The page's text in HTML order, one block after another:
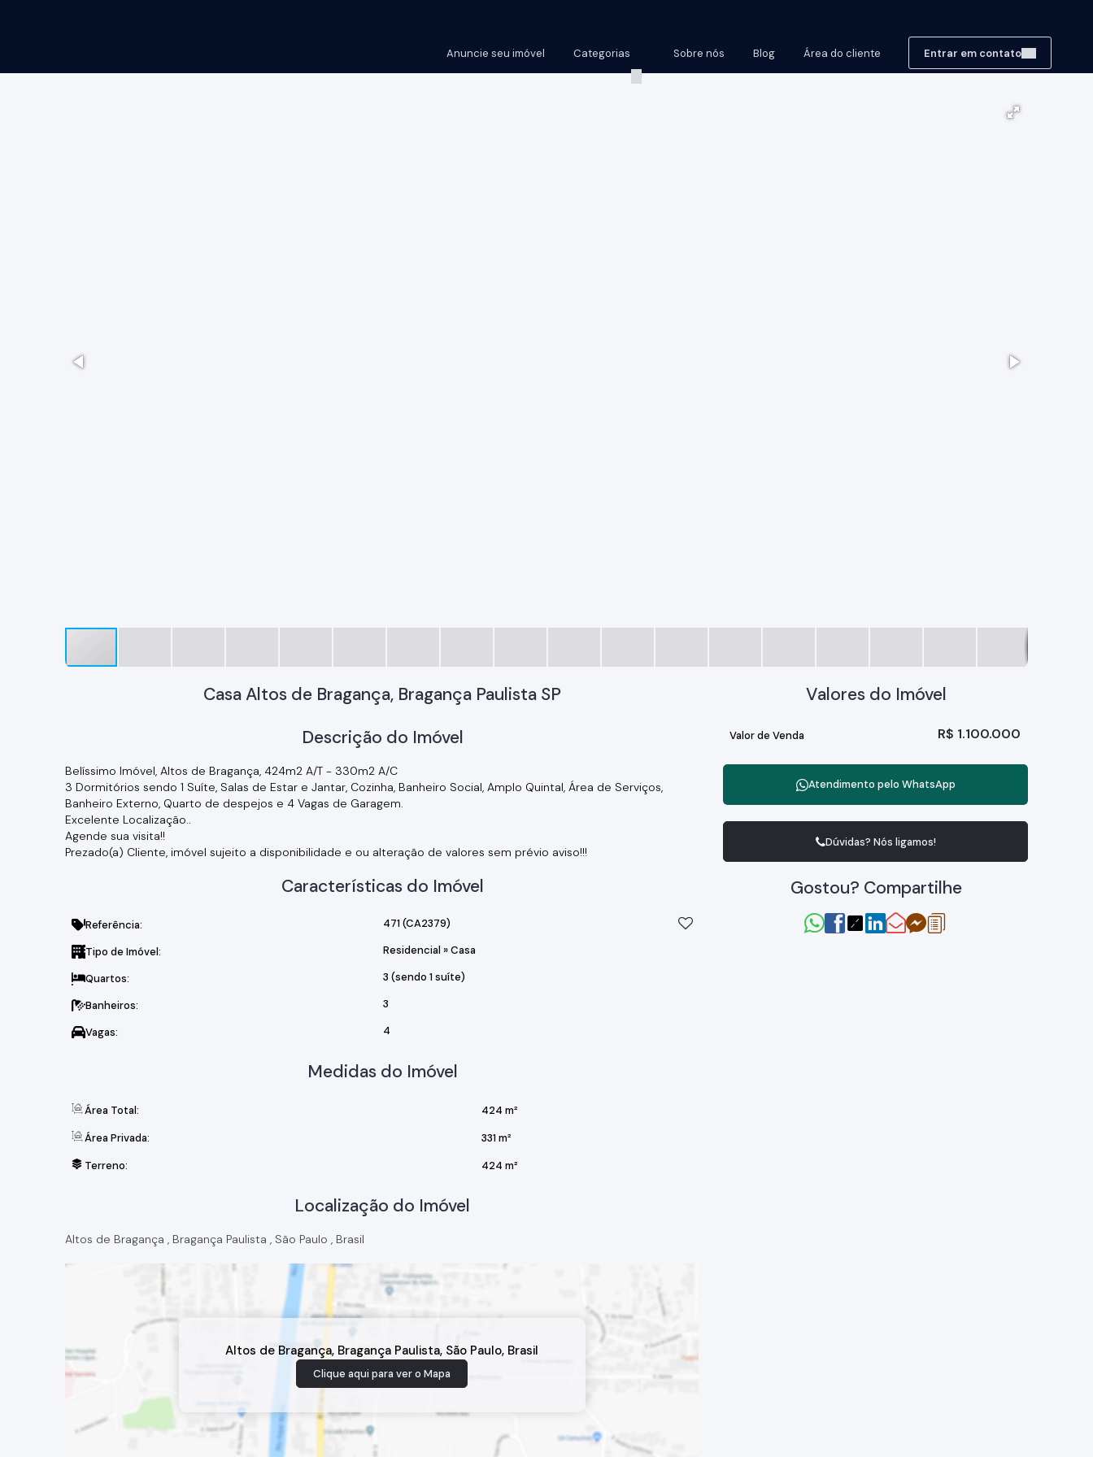
Entrar em contato
Área do cliente
Blog
Sobre nós
Categorias
Anuncie seu imóvel
Casa Altos de Bragança, Bragança Paulista SP
Descrição do Imóvel
Belíssimo Imóvel, Altos de Bragança, 424m2 A/T - 330m2 A/C
3 Dormitórios sendo 1 Suíte, Salas de Estar e Jantar, Cozinha, Banheiro Social, Amplo Quintal, Área de Serviços,
Banheiro Externo, Quarto de despejos e 4 Vagas de Garagem.
Excelente Localização..
Agende sua visita!!
Prezado(a) Cliente, imóvel sujeito a disponibilidade e ou alteração de valores sem prévio aviso!!!
Características do Imóvel
Referência: 471 (CA2379)
Tipo de Imóvel: Residencial »Casa
Quartos: 3 (sendo 1 suíte)
Banheiros: 3
Vagas: 4
Medidas do Imóvel
Área Total:
424 m²
Área Privada:
331 m²
Terreno:
424 m²
Localização do Imóvel
Altos de Bragança , Bragança Paulista , São Paulo , Brasil
Altos de Bragança, Bragança Paulista, São Paulo, Brasil
Clique aqui para ver o Mapa
Valores do Imóvel
R$ 1.100.000
Valor de Venda
Atendimento pelo WhatsApp
Dúvidas? Nós ligamos!
Gostou? Compartilhe